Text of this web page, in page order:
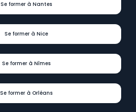
Se former à Nantes
Se former à Nice
Se former à Nîmes
Se former à Orléans